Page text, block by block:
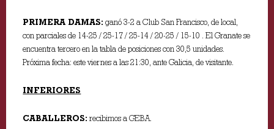
PRIMERA DAMAS: ganó 3-2 a Club San Francisco, de local,
con parciales de 14-25 / 25-17 / 25-14 / 20-25 / 15-10 . El Granate se
encuentra tercero en la tabla de posiciones con 30,5 unidades.
Próxima fecha: este viernes a las 21:30, ante Galicia, de visitante.
INFERIORES
CABALLEROS: recibimos a GEBA.